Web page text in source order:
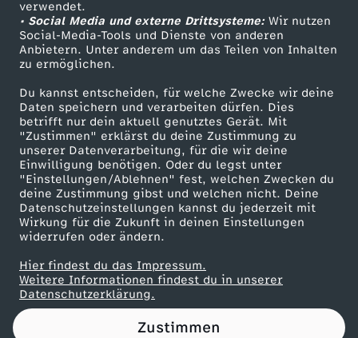
verwendet.
• Social Media und externe Drittsysteme:Wir nutzen
Social-Media-Tools und Dienste von anderen
Anbietern. Unter anderem um das Teilen von Inhalten
zu ermöglichen.
Du kannst entscheiden, für welche Zwecke wir deine
Daten speichern und verarbeiten dürfen. Dies
betrifft nur dein aktuell genutztes Gerät. Mit
"Zustimmen" erklärst du deine Zustimmung zu
unserer Datenverarbeitung, für die wir deine
Einwilligung benötigen. Oder du legst unter
"Einstellungen/Ablehnen" fest, welchen Zwecken du
deine Zustimmung gibst und welchen nicht. Deine
Datenschutzeinstellungen kannst du jederzeit mit
Wirkung für die Zukunft in deinen Einstellungen
widerrufen oder ändern.
Hier findest du das Impressum.
Weitere Informationen findest du in unserer
Datenschutzerklärung.
Zustimmen
u
s
s
w
e
i
t
e
ZDF Unternehmen
Karriere
ZDF goes Schule
Werbefernsehen
Mainzelmännchen
Partner